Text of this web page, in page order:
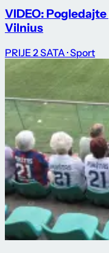
VIDEO:
Vilnius
PRIJE 2 SATA · Sport